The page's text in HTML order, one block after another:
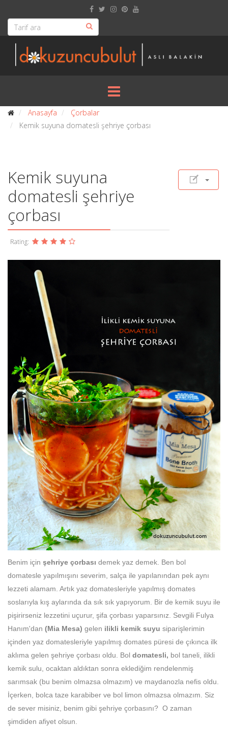
Anasayfa
Çorbalar
Kemik suyuna domatesli şehriye çorbası
Kemik suyuna
domatesli şehriye
çorbası
Rating:
Benim için şehriye çorbası demek yaz demek. Ben bol
domatesle yapılmışını severim, salça ile yapılanından pek aynı
lezzeti alamam. Artık yaz domatesleriyle yapılmış domates
soslarıyla kış aylarında da sık sık yapıyorum. Bir de kemik suyu ile
pişirirseniz lezzetini uçurur, şifa çorbası yaparsınız. Sevgili Fulya
Hanım'dan (Mia Mesa) gelen ilikli kemik suyu siparişlerimin
içinden yaz domatesleriyle yapılmış domates püresi de çıkınca ilk
aklıma gelen şehriye çorbası oldu. Bol domatesli, bol taneli, ilikli
kemik sulu, ocaktan aldıktan sonra eklediğim rendelenmiş
sarımsak (bu benim olmazsa olmazım) ve maydanozla nefis oldu.
İçerken, bolca taze karabiber ve bol limon olmazsa olmazım. Siz
de sever misiniz, benim gibi şehriye çorbasını? O zaman
şimdiden afiyet olsun.